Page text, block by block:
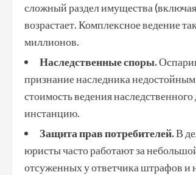
сложный раздел имущества
возрастает. Комплексное ведение
миллионов.
Наследственные споры.
признание наследника
стоимость ведения
инстанцию.
Защита прав потребителей.В
юристы часто работают за
отсуженных у ответчика штрафов и